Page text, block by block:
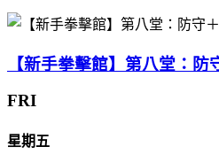
【新手拳擊館】第八堂：防
FRI
星期五